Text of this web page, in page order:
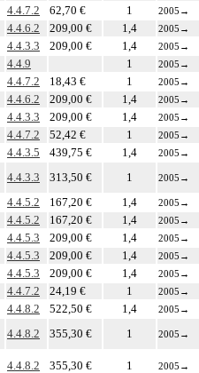
4.4.7.2 62,70 € 1 2005 →
4.4.6.2 209,00 € 1,4 2005 →
4.4.3.3 209,00 € 1,4 2005 →
4.4.9 1 2005 →
4.4.7.2 18,43 € 1 2005 →
4.4.6.2 209,00 € 1,4 2005 →
4.4.3.3 209,00 € 1,4 2005 →
4.4.7.2 52,42 € 1 2005 →
4.4.3.5 439,75 € 1,4 2005 →
4.4.3.3 313,50 € 1 2005 →
4.4.5.2 167,20 € 1,4 2005 →
4.4.5.2 167,20 € 1,4 2005 →
4.4.5.3 209,00 € 1,4 2005 →
4.4.5.3 209,00 € 1,4 2005 →
4.4.5.3 209,00 € 1,4 2005 →
4.4.7.2 24,19 € 1 2005 →
4.4.8.2 522,50 € 1,4 2005 →
4.4.8.2 355,30 € 1 2005 →
4.4.8.2 355,30 € 1 2005 →